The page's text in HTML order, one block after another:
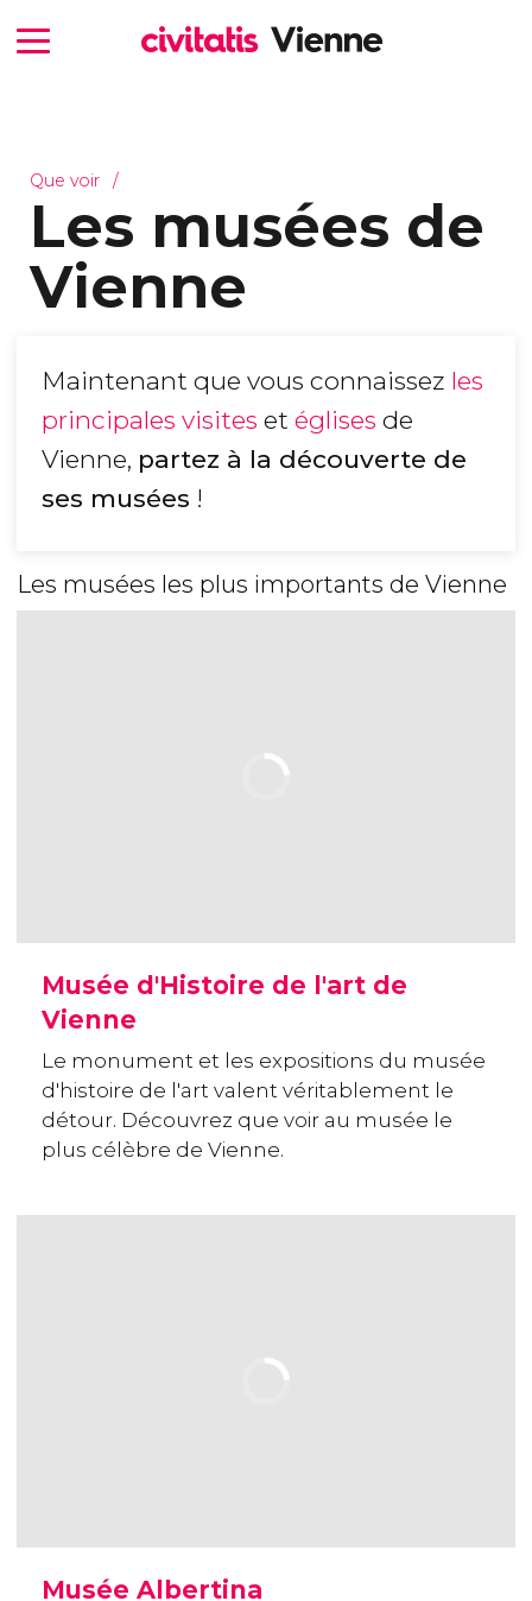
Que voir
Les musées de
Vienne
Maintenant que vous connaissez les
principales visites et églises de
Vienne, partez à la découverte de
ses musées !
Les musées les plus importants de Vienne
Musée d'Histoire de l'art de
Vienne
Le monument et les expositions du musée
d'histoire de l'art valent véritablement le
détour. Découvrez que voir au musée le
plus célèbre de Vienne.
Musée Albertina